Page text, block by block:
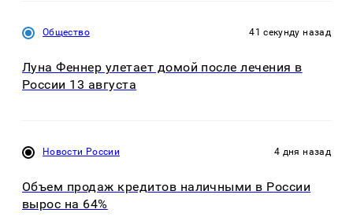
Общество 41 секунду назад
Луна Феннер улетает домой после лечения в
России 13 августа
Новости России 4 дня назад
Объем продаж кредитов наличными в России
вырос на 64%